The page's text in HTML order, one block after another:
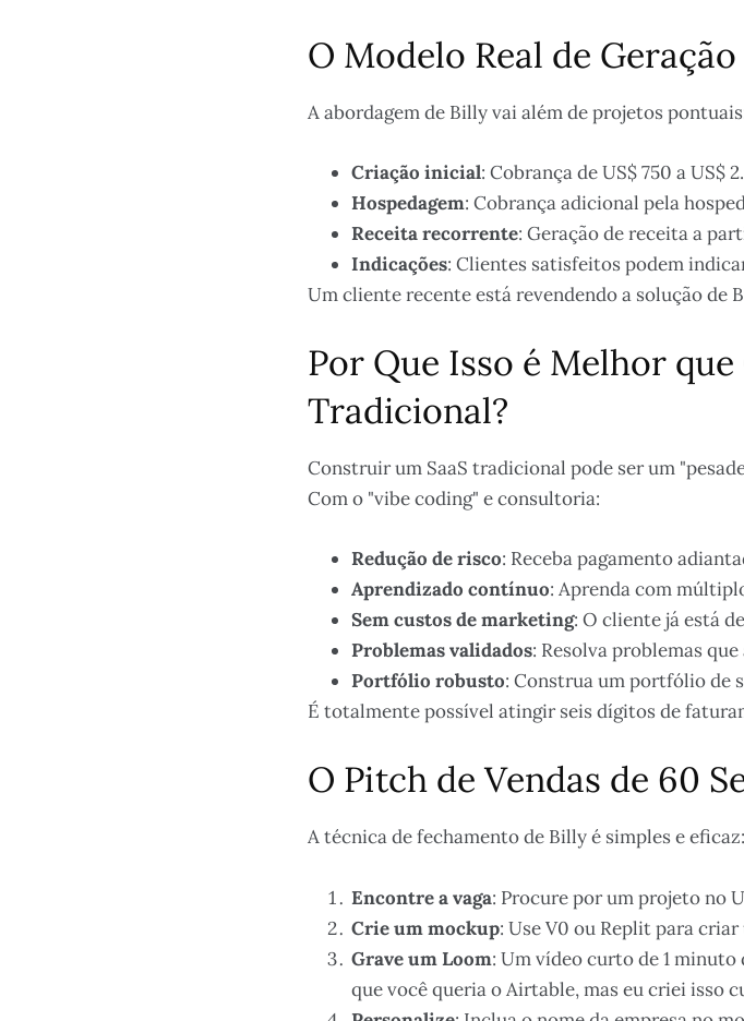
O Modelo Real de
A abordagem de Billy vai além de projetos
Criação inicial: Cobrança de US$ 750 a US$
Hospedagem: Cobrança adicional pela
Receita recorrente: Geração de receita a
Indicações: Clientes satisfeitos podem
Um cliente recente está revendendo a solução de
Por Que Isso é Melhor
Tradicional?
Construir um SaaS tradicional pode ser um
Com o "vibe coding" e consultoria:
Redução de risco: Receba pagamento
Aprendizado contínuo: Aprenda com
Sem custos de marketing: O cliente já está
Problemas validados: Resolva problemas
Portfólio robusto: Construa um portfólio de
É totalmente possível atingir seis dígitos de
O Pitch de Vendas de 60
A técnica de fechamento de Billy é simples e eficaz:
Encontre a vaga: Procure por um projeto no
Crie um mockup: Use V0 ou Replit para
Grave um Loom: Um vídeo curto de 1
que você queria o Airtable, mas eu criei isso